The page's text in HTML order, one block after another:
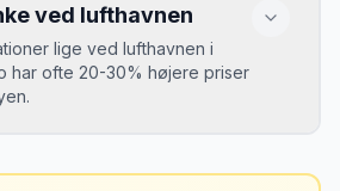
du fik bilen.
ved lufthavnen
lige ved lufthavnen i
har ofte 20-30% højere priser